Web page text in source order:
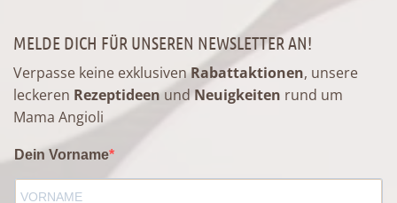
MELDE DICH FÜR UNSEREN NEWSLETTER AN!
Verpasse keine exklusivenRabattaktionen, unsere
leckeren Rezeptideen undNeuigkeiten rund um
Mama Angioli
Dein Vorname